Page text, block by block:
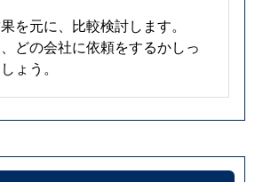
を元に、比較検討します。
どの会社に依頼をするかしっ
ょう。